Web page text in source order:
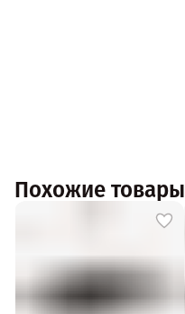
Похожие товары